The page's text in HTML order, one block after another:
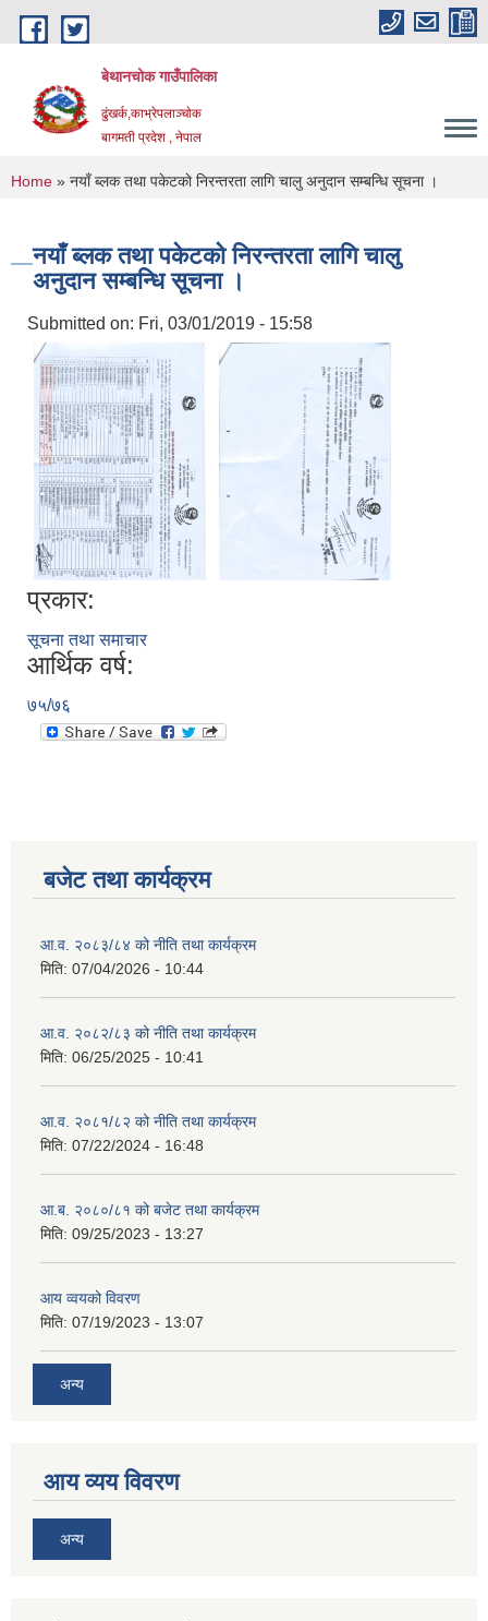
Skip to main content
बेथानचोक गाउँपालिका
ढुंखर्क,काभ्रेपलाञ्चाेक
बागमती प्रदेश , नेपाल
You are here
Home » नयाँ ब्लक तथा पकेटकाे निरन्तरता लागि चालु अनुदान सम्बन्धि सूचना ।
नयाँ ब्लक तथा पकेटकाे निरन्तरता लागि चालु
अनुदान सम्बन्धि सूचना ।
Submitted on: Fri, 03/01/2019 - 15:58
प्रकार:
सूचना तथा समाचार
आर्थिक वर्ष:
७५/७६
बजेट तथा कार्यक्रम
आ.व. २०८३/८४ को नीति तथा कार्यक्रम
मिति: 07/04/2026 - 10:44
आ.व. २०८२/८३ को नीति तथा कार्यक्रम
मिति: 06/25/2025 - 10:41
आ.व. २०८१/८२ को नीति तथा कार्यक्रम
मिति: 07/22/2024 - 16:48
आ.ब. २०८०/८१ को बजेट तथा कार्यक्रम
मिति: 09/25/2023 - 13:27
आय व्वयको विवरण
मिति: 07/19/2023 - 13:07
अन्य
आय व्यय विवरण
अन्य